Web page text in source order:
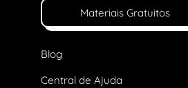
Materiais Gratuitos
Blog
Central de Ajuda